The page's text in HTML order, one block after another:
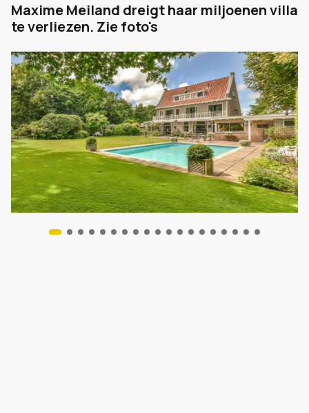
Maxime Meiland dreigt haar miljoenen villa
te verliezen. Zie foto's